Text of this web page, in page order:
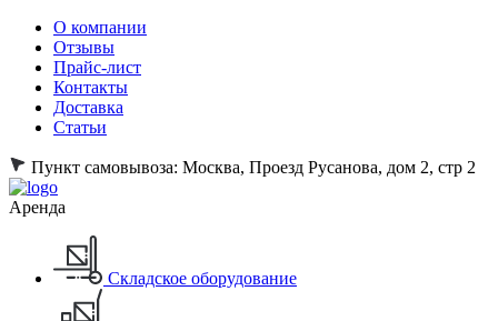
О компании
Отзывы
Прайс-лист
Контакты
Доставка
Статьи
Пункт самовывоза: Москва, Проезд Русанова, дом 2, стр 2
Аренда
Складское оборудование